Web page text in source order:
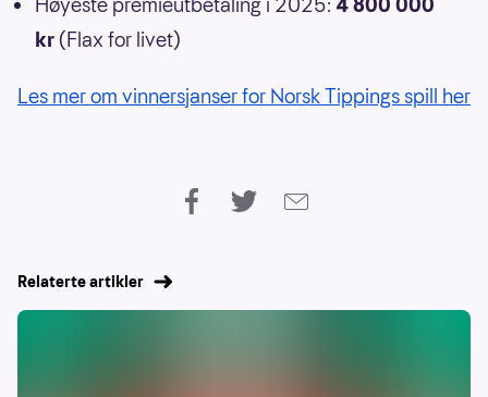
kr (Flax for livet)
Les mer om vinnersjanser for Norsk Tippings spill her
Relaterte artikler